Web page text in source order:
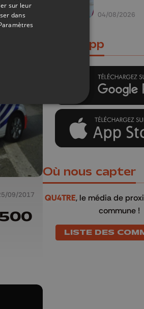
09/2017
04/08/2026
Notre app
Où nous capter
QU4TRE, le média de
commune !
LISTE DES
sur leur
dans